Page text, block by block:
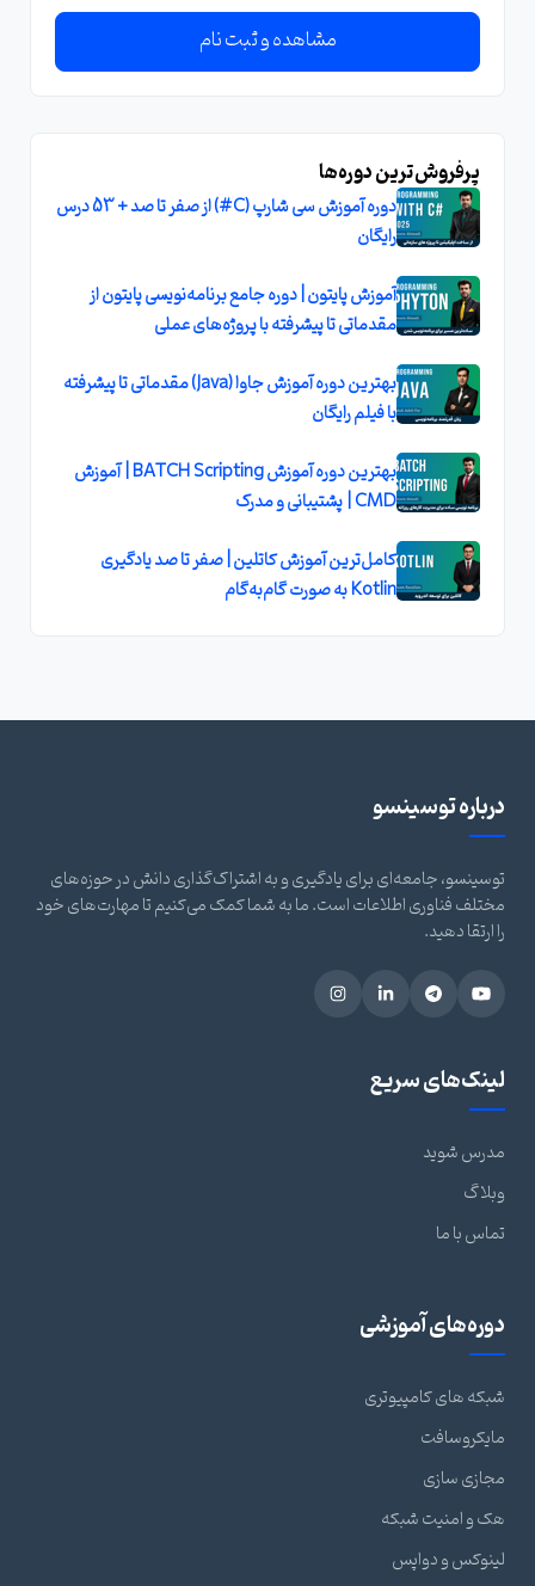
مشاهده و ثبت نام
پرفروش‌ترین دوره‌ها
دوره آموزش سی‌ شارپ (C#) از صفر تا صد + 53 درس
رایگان
آموزش پایتون | دوره جامع برنامه‌نویسی پایتون از
مقدماتی تا پیشرفته با پروژه‌های عملی
بهترین دوره آموزش جاوا (Java) مقدماتی تا پیشرفته
با فیلم رایگان
بهترین دوره آموزش BATCH Scripting | آموزش
CMD | پشتیبانی و مدرک
کامل‌ترین آموزش کاتلین | صفر تا صد یادگیری
Kotlin به صورت گام‌به‌گام
درباره توسینسو
توسینسو، جامعه‌ای برای یادگیری و به اشتراک‌گذاری دانش در حوزه‌های
مختلف فناوری اطلاعات است. ما به شما کمک می‌کنیم تا مهارت‌های خود
را ارتقا دهید.
لینک‌های سریع
مدرس شوید
وبلاگ
تماس با ما
دوره‌های آموزشی
شبکه های کامپیوتری
مایکروسافت
مجازی سازی
هک و امنیت شبکه
لینوکس و دواپس